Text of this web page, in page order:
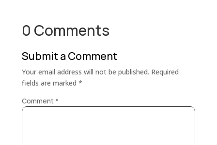
0 Comments
Submit a Comment
Your email address will not be published. Required
fields are marked *
Comment *